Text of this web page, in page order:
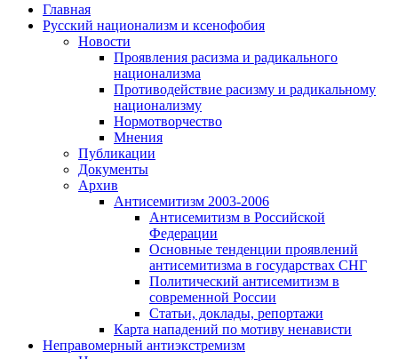
Главная
Русский национализм и ксенофобия
Новости
Проявления расизма и радикального
национализма
Противодействие расизму и радикальному
национализму
Нормотворчество
Мнения
Публикации
Документы
Архив
Антисемитизм 2003-2006
Антисемитизм в Российской
Федерации
Основные тенденции проявлений
антисемитизма в государствах СНГ
Политический антисемитизм в
современной России
Статьи, доклады, репортажи
Карта нападений по мотиву ненависти
Неправомерный антиэкстремизм